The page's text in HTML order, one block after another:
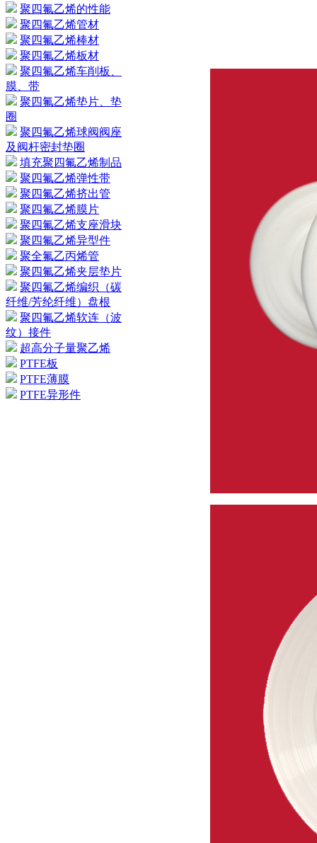
聚四氟乙烯的性能
聚四氟乙烯管材
聚四氟乙烯棒材
聚四氟乙烯板材
聚四氟乙烯车削板、
膜、带
聚四氟乙烯垫片、垫
圈
聚四氟乙烯球阀阀座
及阀杆密封垫圈
填充聚四氟乙烯制品
聚四氟乙烯弹性带
聚四氟乙烯挤出管
聚四氟乙烯膜片
聚四氟乙烯支座滑块
聚四氟乙烯异型件
聚全氟乙丙烯管
聚四氟乙烯夹层垫片
聚四氟乙烯编织（碳
纤维/芳纶纤维）盘根
聚四氟乙烯软连（波
纹）接件
超高分子量聚乙烯
PTFE板
PTFE薄膜
PTFE异形件